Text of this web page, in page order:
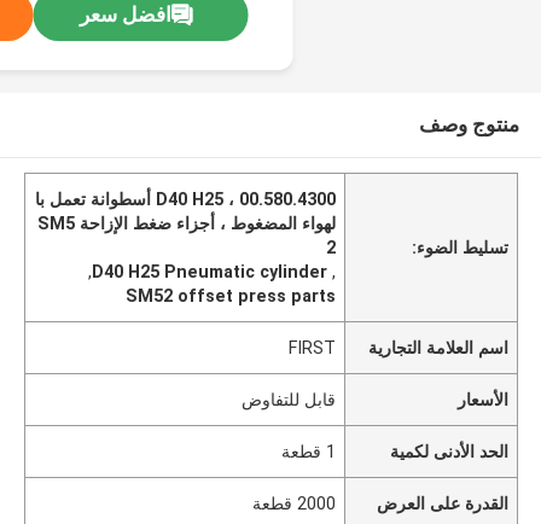
افضل سعر
منتوج وصف
تسليط الضوء:
00.580.4300 ، D40 H25 أسطوانة تعمل با
لهواء المضغوط ، أجزاء ضغط الإزاحة SM5
2
,
D40 H25 Pneumatic cylinder
,
SM52 offset press parts
اسم العلامة التجارية FIRST
الأسعار قابل للتفاوض
الحد الأدنى لكمية 1 قطعة
القدرة على العرض 2000 قطعة